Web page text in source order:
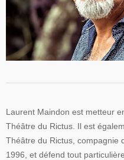
Laurent Maindon est metteur
Théâtre du Rictus. Il est
Théâtre du Rictus, compagnie
1996, et défend tout